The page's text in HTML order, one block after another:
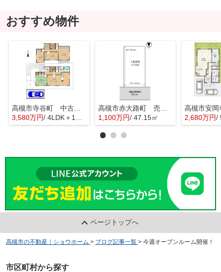
おすすめ物件
高槻市寺谷町 中古戸建
3,580万円/ 4LDK＋1S(納戸)
1,100万円/ 47.15㎡ 2,680万円/
ページトップへ
高槻市の不動産｜ショウホーム > ブログ記事一覧 > 今週オープンルーム開催！
市区町村から探す